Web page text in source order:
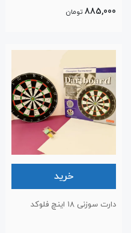
885,000 تومان
خرید
دارت سوزنی ۱۸ اینچ فلوکد